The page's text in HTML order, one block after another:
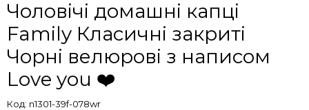
Чоловічі домашні капці
Family Класичні закриті
Чорні велюрові з написом
Love you ❤️
Код: n1301-39f-078wr